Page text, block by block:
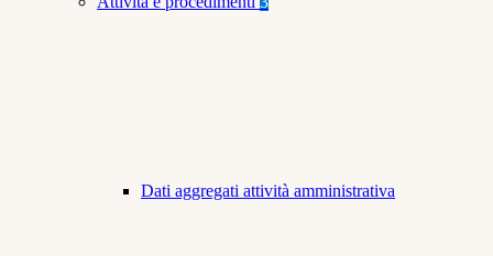
Dati aggregati attività amministrativa